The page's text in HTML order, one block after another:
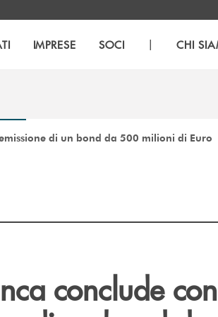
IMPRESE SOCI | CHI
di un bond da 500 milioni di Euro
conclude con